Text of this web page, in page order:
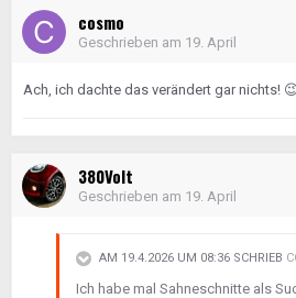
cosmo
Geschrieben am 19. April
Ach, ich dachte das verändert gar nichts!
380Volt
Geschrieben am 19. April
AM 19.4.2026 UM 08:36 SCHRIEB
Ich habe mal Sahneschnitte als